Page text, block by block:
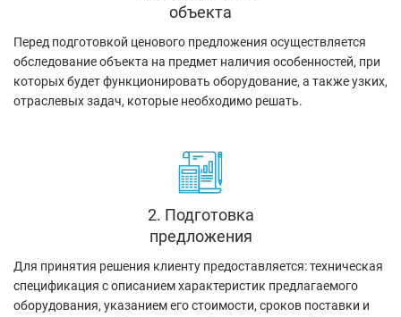
объекта
Перед подготовкой ценового предложения осуществляется
обследование объекта на предмет наличия особенностей, при
которых будет функционировать оборудование, а также узких,
отраслевых задач, которые необходимо решать.
2. Подготовка
предложения
Для принятия решения клиенту предоставляется: техническая
спецификация с описанием характеристик предлагаемого
оборудования, указанием его стоимости, сроков поставки и